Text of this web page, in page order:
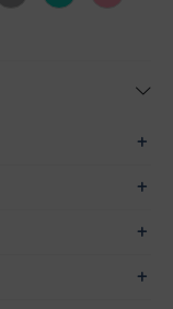
rózsaszín